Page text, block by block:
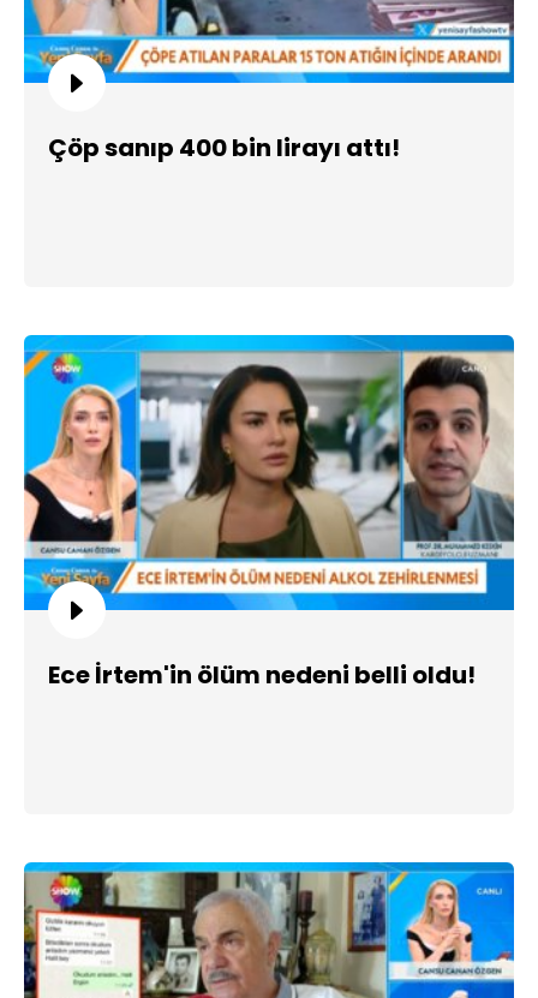
Çöp sanıp 400 bin lirayı attı!
Ece İrtem'in ölüm nedeni belli oldu!